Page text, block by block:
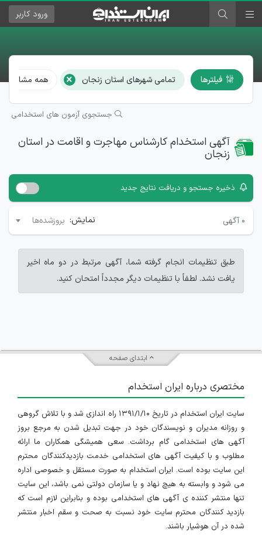
ورود کاربر
فیلترها تمامی شهرهای استان زنجان × همه مشاغل
جستجوی آزمون های استخدامی
آگهی استخدام کارشناس مهاجرت و اقامت در استان
زنجان
ذخیره جستجو و دریافت نتایج جدید
۰ آگهی نمایش: بروزشده‌ها
طبق تنظیمات انجام گرفته شما، آگهی مرتبط در دو ماه اخیر
یافت نشد. لطفاً با تنظیمات دیگر مجدداً امتحان کنید.
ابتدای صفحه
مختصری درباره ایران استخدام
سایت ایران استخدام در تاریخ ۱۳۹۱/۱/۱۰ راه اندازی شد و با تلاش گروهی
و روزانه مدیران و نویسندگان خود در جهت تبدیل شدن به مرجع بروز
آگهی های استخدامی گام برداشت. سعی همیشگی همکاران ما ارائه
مطلوب و با کیفیت آگهی های استخدامی خدمت بازدیدکنندگان محترم
این سایت بوده است. ایران استخدام به صورت مستقل و خصوصی اداره
می شود و وابسته به هیچ نهاد و یا سازمان دولتی نمی باشد، این سایت
تنها منتشر کننده ی آگهی های استخدامی بوده و بنابراین لازم است که
بازدید کنندگان محترم سایت خود نسبت به صحت و سقم اخبار منتشر
شده در آن هوشیار باشند.